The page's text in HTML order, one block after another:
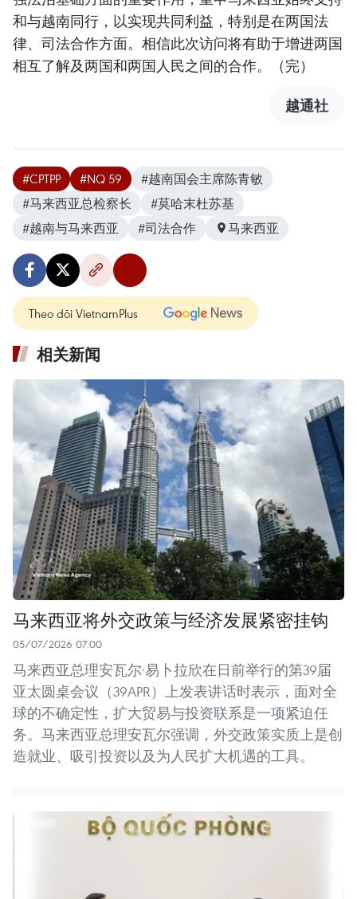
和与越南同行，以实现共同利益，特别是在两国法
律、司法合作方面。相信此次访问将有助于增进两国
相互了解及两国和两国人民之间的合作。（完）
越通社
#CPTPP #NQ 59
#越南国会主席陈青敏
#马来西亚总检察长
#莫哈末杜苏基
#越南与马来西亚
#司法合作 马来西亚
Theo dõi VietnamPlus
相关新闻
马来西亚将外交政策与经济发展紧密挂钩
05/07/2026 07:00
马来西亚总理安瓦尔·易卜拉欣在日前举行的第39届
亚太圆桌会议（39APR）上发表讲话时表示，面对全
球的不确定性，扩大贸易与投资联系是一项紧迫任
务。马来西亚总理安瓦尔强调，外交政策实质上是创
造就业、吸引投资以及为人民扩大机遇的工具。